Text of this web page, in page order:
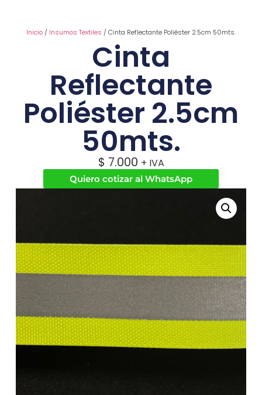
Inicio/ Insumos Textiles / Cinta Reflectante Poliéster 2.5cm 50mts.
Cinta
Reflectante
Poliéster 2.5cm
50mts.
$ 7.000 + IVA
Quiero cotizar al WhatsApp